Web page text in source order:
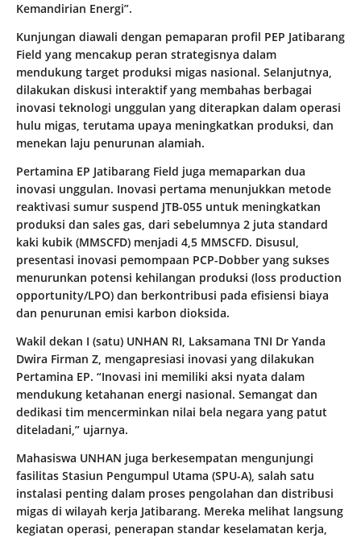
Kemandirian Energi”.
Kunjungan diawali dengan pemaparan profil PEP Jatibarang
Field yang mencakup peran strategisnya dalam
mendukung target produksi migas nasional. Selanjutnya,
dilakukan diskusi interaktif yang membahas berbagai
inovasi teknologi unggulan yang diterapkan dalam operasi
hulu migas, terutama upaya meningkatkan produksi, dan
menekan laju penurunan alamiah.
Pertamina EP Jatibarang Field juga memaparkan dua
inovasi unggulan. Inovasi pertama menunjukkan metode
reaktivasi sumur suspend JTB-055 untuk meningkatkan
produksi dan sales gas, dari sebelumnya 2 juta standard
kaki kubik (MMSCFD) menjadi 4,5 MMSCFD. Disusul,
presentasi inovasi pemompaan PCP-Dobber yang sukses
menurunkan potensi kehilangan produksi (loss production
opportunity/LPO) dan berkontribusi pada efisiensi biaya
dan penurunan emisi karbon dioksida.
Wakil dekan I (satu) UNHAN RI, Laksamana TNI Dr Yanda
Dwira Firman Z, mengapresiasi inovasi yang dilakukan
Pertamina EP. “Inovasi ini memiliki aksi nyata dalam
mendukung ketahanan energi nasional. Semangat dan
dedikasi tim mencerminkan nilai bela negara yang patut
diteladani,” ujarnya.
Mahasiswa UNHAN juga berkesempatan mengunjungi
fasilitas Stasiun Pengumpul Utama (SPU-A), salah satu
instalasi penting dalam proses pengolahan dan distribusi
migas di wilayah kerja Jatibarang. Mereka melihat langsung
kegiatan operasi, penerapan standar keselamatan kerja,